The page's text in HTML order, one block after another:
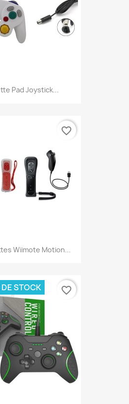
Pad Joystick...
Wiimote Motion...
favorite_border
STOCK favorite_border